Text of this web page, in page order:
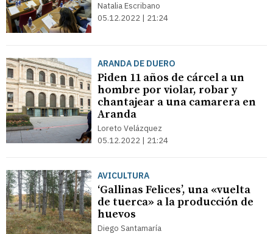
Natalia Escribano
05.12.2022 | 21:24
ARANDA DE DUERO
Piden 11 años de cárcel a un
hombre por violar, robar y
chantajear a una camarera en
Aranda
Loreto Velázquez
05.12.2022 | 21:24
AVICULTURA
‘Gallinas Felices’, una «vuelta
de tuerca» a la producción de
huevos
Diego Santamaría